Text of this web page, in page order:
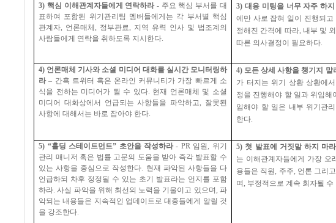
3) 핵심 이해관계자들에게 연락하라- 주요 핵심 부서를 대
표하여 포함된 위기관리팀 멤버들에게는 각 부서별 핵심
관계자
언론매체 정부관료
지역 유력 인사 및 법조계의
사람들에게 연락을 취하도록 지시한다
3) 대응 미팅을 너무 자주 하
에만 사로 잡혀 일이 진행되
정해진 간격에 따라, 내부 및
따른 의사결정이 필요하다
4) 언론매체 기사와 소셜 미디어 대화를 실시간 모니터링하
라 – 간혹 트위터 혹은 온라인 커뮤니티가 가장 빠르게 소
식을 전하는 미디어가 될 수 있다. 현재 언론매체 및 소셜
미디어 대화상에서 언급되는 사항들을 파악하고
잘못된
사항에 대해서는 바로 잡아야 한다
4) 모든 상세 사항을 챙기지 말
가 터지는 위기 상황 상황에
정을 진행해야 할 일과 위임해
임해야 할 일은 내부 위기관
한다
5) “홀딩 스테이트먼트” 초안을 작성하라 - PR 임원
위기
관리 매니저 혹은 법률 고문의 도움을 받아 즉각 발표할 수
있는 사항을 중심으로 작성한다
현재 파악된 사항들을 다
언급하되 차후 정정될 수 있는 초기 발표라는 언지를 포함
하라 사실 파악을 위해 최선의 노력을 기울이고 있으며 파
악되는 내용들은 지속적인 업데이트로 대중들에게 알릴 것
을 강조한다
5) 첫 발표에 거짓말 하지 마라
는 이해관계자들에게 가장 오
용들은 직원
주주 언론 그리
며
부정적으로 계속 회자될 수